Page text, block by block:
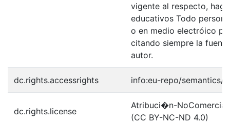
vigente al respecto,
educativos Todo
o en medio electróico
citando siempre la
autor.
dc.rights.accessrights info:eu-repo/semantics/
dc.rights.license
Atribuci�n-
(CC BY-NC-ND 4.0)